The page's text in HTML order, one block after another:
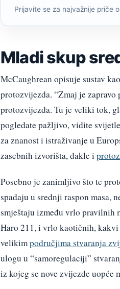
Prijavite se za najvažnije priče
Mladi skup
McCaughrean opisuje sustav
protozvijezda. “Zmaj je
protozvijezda. Tu je veliki tok,
pogledate pažljivo, vidite
za znanost i istraživanje u
zasebnih izvorišta, dakle i
Posebno je zanimljivo što te
spadaju u srednji raspon masa,
smještaju između vrlo pravilnih
Haro 211, i vrlo kaotičnih,
velikimpodručjima stvaranja
ulogu u “samoregulaciji”
iz kojeg se nove zvijezde uopće